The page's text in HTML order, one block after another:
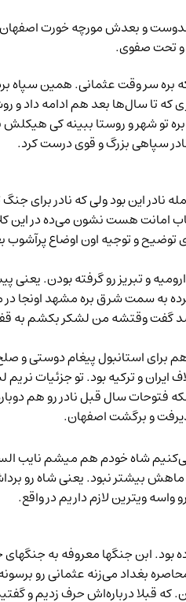
و بعدش مورچه خورت اصفهان
و تحت صفوی.
که بره سر وقت عثمانی. همین سپاه
تا سال‌ها بعد هم ادامه داد و‌
بره تو شهر و‌ روستا ببینه کی
سپاهی بزرگ و قوی درست کرد.
این بود ولی که نادر برای
و توجیه اون اوضاع پرآشوب
و تبریز رو گرفته بودن. یعنی
به سمت شرق بره مشهد اونجا در
وقتشه من لشکر بکشم به
استانبول پیغام دوستی و صلح
ایران و ترکیه بود. تو جزئیات
فتوحات سال قبل نادر رو هم
و برگشت اصفهان.
شاه خودم هم میشم نایب
ماهش بیشتر نبود. یعنی شاه رو
ویترین لازم داریم در واقع.
بود. ابن جنگها معروفه بهجنگهای
محاصره بغداد می‌زنه عثمانی رو
. که قبلا درباره‌اش حرف زدیم و